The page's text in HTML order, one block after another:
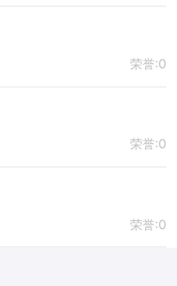
荣誉:0
荣誉:0
荣誉:0